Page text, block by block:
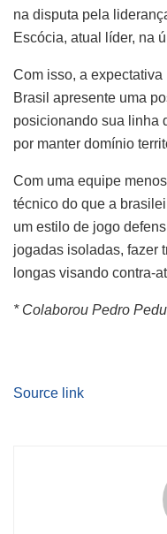
na disputa pela
Escócia, atual líder, na
Com isso, a
Brasil apresente uma
posicionando sua linha
por manter domínio
Com uma equipe
técnico do que a
um estilo de jogo
jogadas isoladas, fazer
longas visando contra-
* Colaborou Pedro
Source link